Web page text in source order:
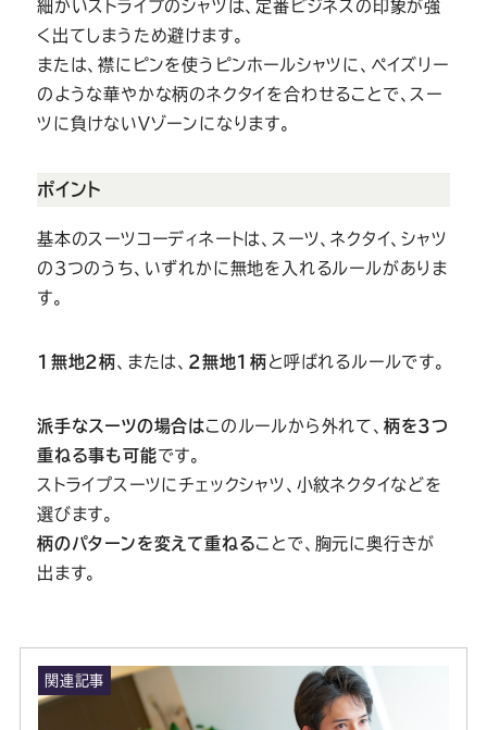
細かいストライプのシャツは、定番ビジネスの印象が強
く出てしまうため避けます。
または、襟にピンを使うピンホールシャツに、ペイズリー
のような華やかな柄のネクタイを合わせることで、スー
ツに負けないVゾーンになります。
ポイント
基本のスーツコーディネートは、スーツ、ネクタイ、シャツ
の3つのうち、いずれかに無地を入れるルールがありま
す。
1無地2柄、または、 2無地1柄 と呼ばれるルールです。
派手なスーツの場合はこのルールから外れて、 柄を3つ
重ねる事も可能です。
ストライプスーツにチェックシャツ、小紋ネクタイなどを
選びます。
柄のパターンを変えて重ねることで、胸元に奥行きが
出ます。
関連記事